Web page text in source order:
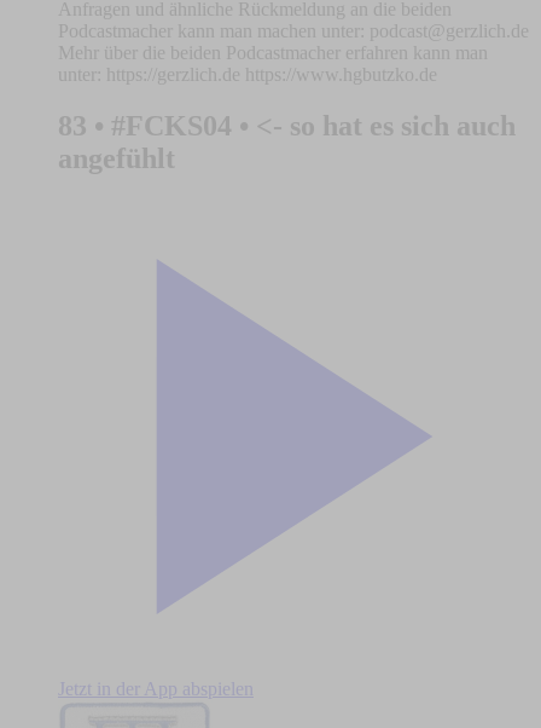
Anfragen und ähnliche Rückmeldung an die beiden
Podcastmacher kann man machen unter: podcast@gerzlich.de
Mehr über die beiden Podcastmacher erfahren kann man
unter: https://gerzlich.de https://www.hgbutzko.de
83 • #FCKS04 • <- so hat es sich auch
angefühlt
Jetzt in der App abspielen